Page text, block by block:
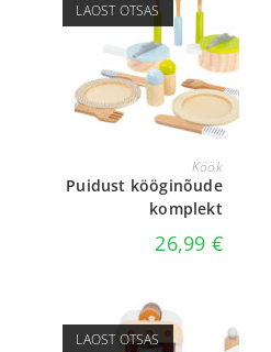
LAOST OTSAS
Köök
Puidust kööginõude
komplekt
26,99 €
LAOST OTSAS